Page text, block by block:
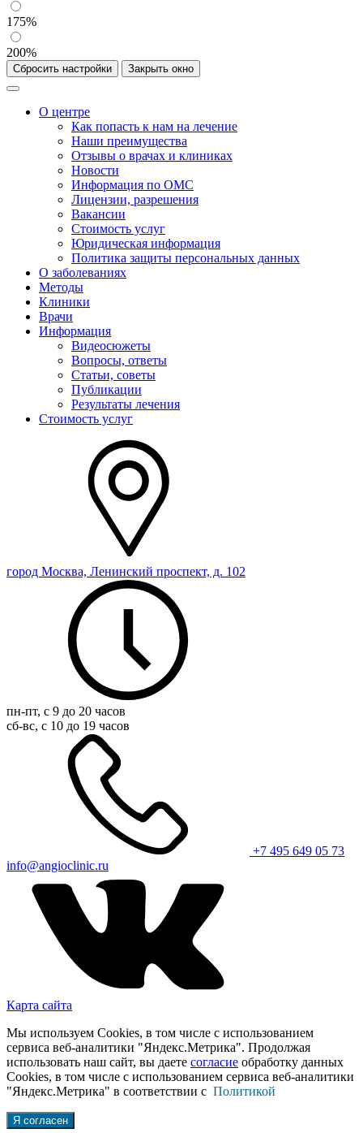
175%
200%
Сбросить настройки Закрыть окно
О центре
Как попасть к нам на лечение
Наши преимущества
Отзывы о врачах и клиниках
Новости
Информация по ОМС
Лицензии, разрешения
Вакансии
Стоимость услуг
Юридическая информация
Политика защиты персональных данных
О заболеваниях
Методы
Клиники
Врачи
Информация
Видеосюжеты
Вопросы, ответы
Статьи, советы
Публикации
Результаты лечения
Стоимость услуг
город Москва, Ленинский проспект, д. 102
пн-пт, с 9 до 20 часов
сб-вс, с 10 до 19 часов
+7 495 649 05 73
info@angioclinic.ru
Карта сайта
Мы используем Cookies, в том числе с использованием
сервиса веб-аналитики "Яндекс.Метрика". Продолжая
использовать наш сайт, вы даете согласие обработку данных
Cookies, в том числе с использованием сервиса веб-аналитики
"Яндекс.Метрика" в соответствии с Политикой
Я согласен